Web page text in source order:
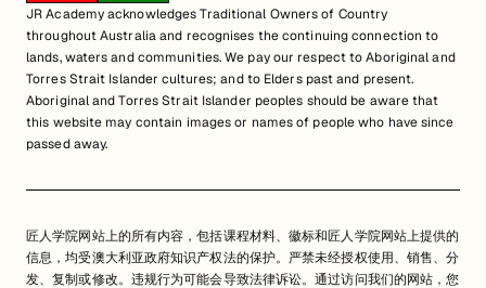
JR Academy acknowledges Traditional Owners of Country
throughout Australia and recognises the continuing connection to
lands, waters and communities. We pay our respect to Aboriginal and
Torres Strait Islander cultures; and to Elders past and present.
Aboriginal and Torres Strait Islander peoples should be aware that
this website may contain images or names of people who have since
passed away.
匠人学院网站上的所有内容，包括课程材料、徽标和匠人学院网站上提供的
信息，均受澳大利亚政府知识产权法的保护。严禁未经授权使用、销售、分
发、复制或修改。违规行为可能会导致法律诉讼。通过访问我们的网站，您